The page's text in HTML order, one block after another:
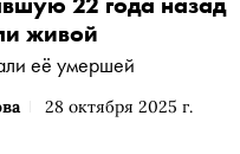
28 октября 2025 г.
живой
её умершей